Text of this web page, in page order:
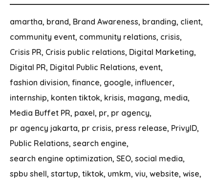
amartha brand Brand Awareness branding client
community event community relations crisis
Crisis PR Crisis public relations Digital Marketing
Digital PR Digital Public Relations event
fashion division finance google influencer
internship konten tiktok krisis magang media
Media Buffet PR paxel pr pr agency
pr agency jakarta pr crisis press release PrivyID
Public Relations search engine
search engine optimization SEO social media
spbu shell startup tiktok umkm viu website wise